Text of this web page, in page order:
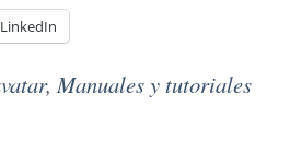
LinkedIn
,Manuales y tutoriales